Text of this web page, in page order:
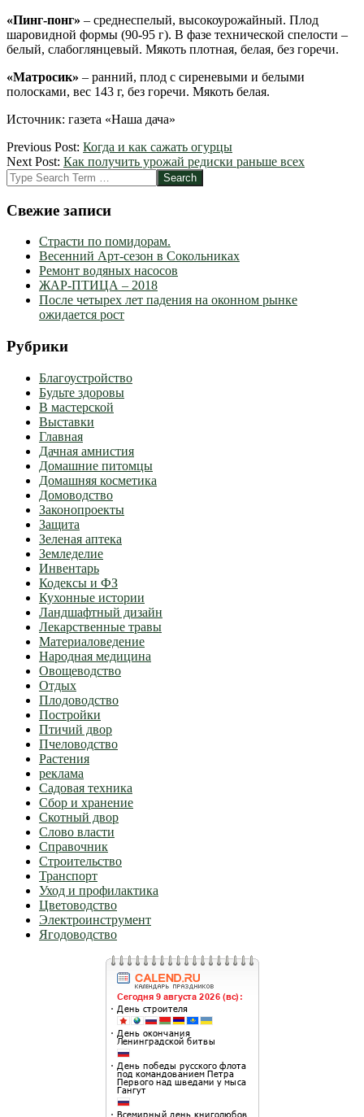
«Пинг-понг» – среднеспелый, высокоурожайный. Плод
шаровидной формы (90-95 г). В фазе технической спелости –
белый, слабоглянцевый. Мякоть плотная, белая, без горечи.
«Матросик» – ранний, плод с сиреневыми и белыми
полосками, вес 143 г, без горечи. Мякоть белая.
Источник: газета «Наша дача»
2012-
03-
25
Previous Post: Когда и как сажать огурцы
Next Post: Как получить урожай редиски раньше всех
Search
Свежие записи
Страсти по помидорам.
Весенний Арт-сезон в Сокольниках
Ремонт водяных насосов
ЖАР-ПТИЦА – 2018
После четырех лет падения на оконном рынке
ожидается рост
Рубрики
Благоустройство
Будьте здоровы
В мастерской
Выставки
Главная
Дачная амнистия
Домашние питомцы
Домашняя косметика
Домоводство
Законопроекты
Защита
Зеленая аптека
Земледелие
Инвентарь
Кодексы и ФЗ
Кухонные истории
Ландшафтный дизайн
Лекарственные травы
Материаловедение
Народная медицина
Овощеводство
Отдых
Плодоводство
Постройки
Птичий двор
Пчеловодство
Растения
реклама
Садовая техника
Сбор и хранение
Скотный двор
Слово власти
Справочник
Строительство
Транспорт
Уход и профилактика
Цветоводство
Электроинструмент
Ягодоводство